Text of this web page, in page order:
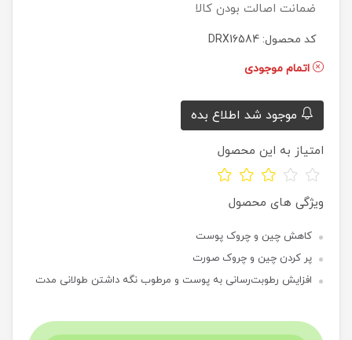
ضمانت اصالت بودن کالا
کد محصول: DRX16584
اتمام موجودی
موجود شد اطلاع بده
امتیاز به این محصول
ویژگی های محصول
کاهش چین و چروک پوست
پر کردن چین و چروک صورت
افزایش رطوبت‌رسانی به پوست و مرطوب نگه داشتن طولانی مدت